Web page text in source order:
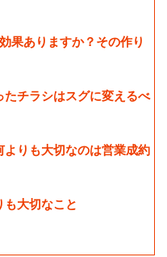
果ありますか？その作り
たチラシはスグに変えるべ
よりも大切なのは営業成約
も大切なこと